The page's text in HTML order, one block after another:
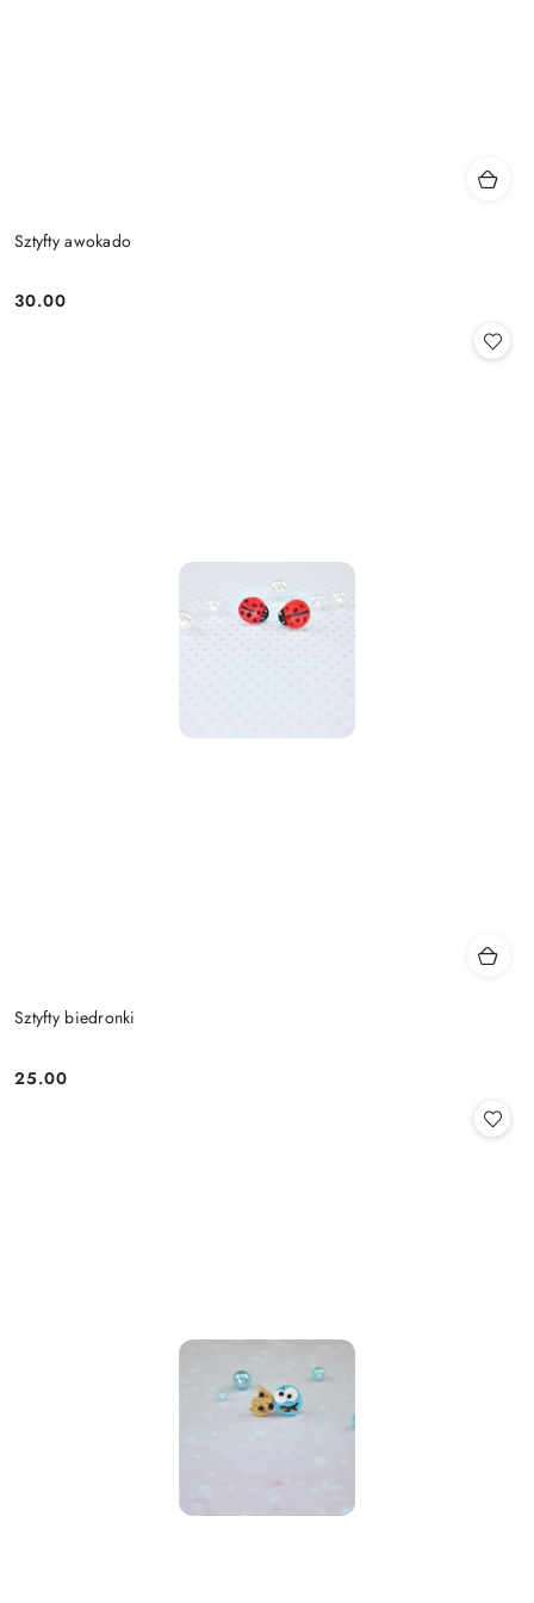
Sztyfty awokado
Cena:
30.00
Sztyfty biedronki
Cena:
25.00